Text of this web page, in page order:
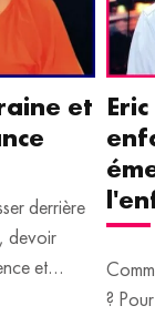
et
derrière
devoir
et
?